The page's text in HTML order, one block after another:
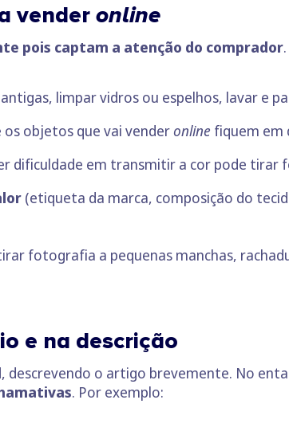
vender online
pois captam a atenção do comprador
limpar vidros ou espelhos, lavar e
os objetos que vai vender online fiquem em
dificuldade em transmitir a cor pode tirar
(etiqueta da marca, composição do
fotografia a pequenas manchas,
e na descrição
, descrevendo o artigo brevemente. No
. Por exemplo: